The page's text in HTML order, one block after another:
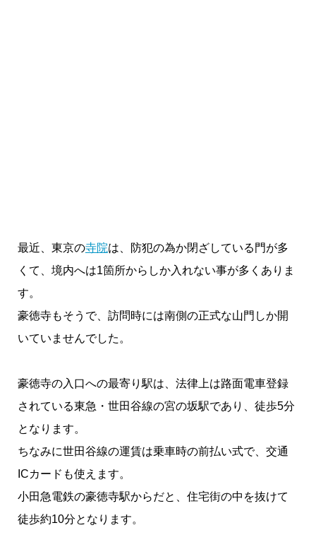
最近、東京の寺院は、防犯の為か閉ざしている門が多
くて、境内へは1箇所からしか入れない事が多くありま
す。
豪徳寺もそうで、訪問時には南側の正式な山門しか開
いていませんでした。
豪徳寺の入口への最寄り駅は、法律上は路面電車登録
されている東急・世田谷線の宮の坂駅であり、徒歩5分
となります。
ちなみに世田谷線の運賃は乗車時の前払い式で、交通
ICカードも使えます。
小田急電鉄の豪徳寺駅からだと、住宅街の中を抜けて
徒歩約10分となります。